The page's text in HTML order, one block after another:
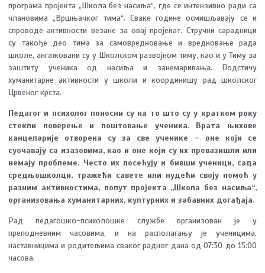
програма пројекта „Школа без насиља“, где се интензивно ради са
члановима „Вршњачког тима“. Сваке године осмишљавају се и
спроводе активности везане за овај пројекат. Стручни сарадници
су такође део тима за самовредновање и вредновање рада
школе, ангажовани су у Школском развојном тиму, као и у Тиму за
заштиту ученика од насиља и занемаривања. Подстичу
хуманитарне активности у школи и координишу рад школског
Црвеног крста.
Педагог и психолог поносни су на то што су у кратком року
стекли поверење и поштовање ученика. Врата њихове
канцеларије отворена су за све ученике – оне који се
суочавају са изазовима, као и оне који су их превазишли или
немају проблеме. Често их посећују и бивши ученици, сада
средњошколци, тражећи савете или нудећи своју помоћ у
разним активностима, попут пројекта „Школа без насиља“,
организовања хуманитарних, културних и забавних догађаја.
Рад педагошко-психолошке службе организован је у
преподневним часовима, и на располагању је ученицима,
наставницима и родитељима сваког радног дана од 07:30 до 15:00
часова.